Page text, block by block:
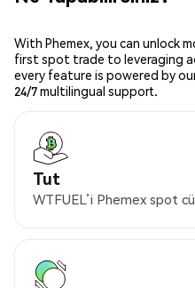
With Phemex, you can unlock
first spot trade to leveraging
every feature is powered by
24/7 multilingual support.
Tut
WTFUEL’i Phemex spot